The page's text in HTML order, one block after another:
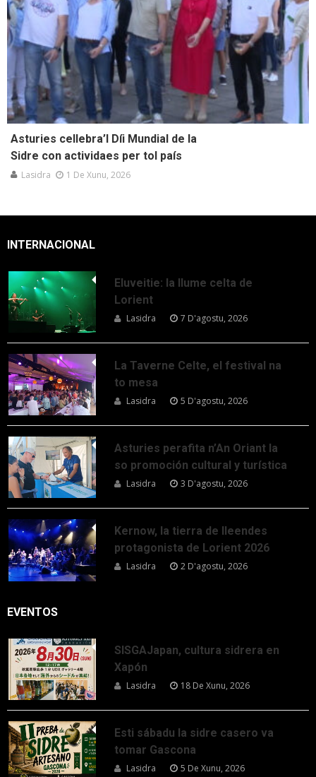
Asturies cellebra’l Díi Mundial de la
Sidre con actividaes per tol país
Lasidra 1 De Xunu, 2026
INTERNACIONAL
Eluveitie: la llume celta de
Lorient
Lasidra 7 D'agostu, 2026
La Taverne Celte, el festival na
to mesa
Lasidra 5 D'agostu, 2026
Asturies perafita n’An Oriant la
so promoción cultural y turística
Lasidra 3 D'agostu, 2026
Kernow, la tierra de lleendes
protagonista de Lorient 2026
Lasidra 2 D'agostu, 2026
EVENTOS
SISGAJapan, cultura sidrera en
Xapón
Lasidra 18 De Xunu, 2026
Esti sábadu la sidre casero va
tomar Gascona
Lasidra 5 De Xunu, 2026